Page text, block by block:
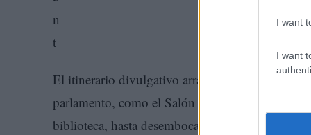
I want
I want
El itinerario divulgativo arranca en el recibidor
parlamento, como el Salón de Plenos instalado
biblioteca, hasta desembocar en la terraza del